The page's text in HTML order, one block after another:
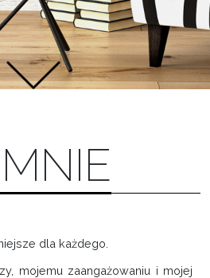
dla każdego.
mojemu zaangażowaniu i mojej